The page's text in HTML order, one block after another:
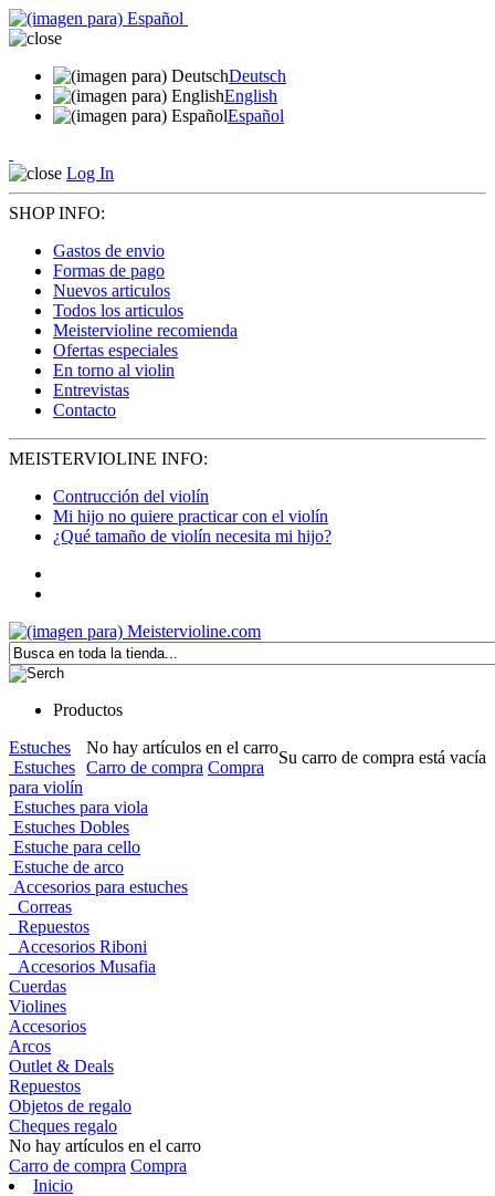
Deutsch
English
Español
Log In
SHOP INFO:
Gastos de envio
Formas de pago
Nuevos articulos
Todos los articulos
Meistervioline recomienda
Ofertas especiales
En torno al violin
Entrevistas
Contacto
MEISTERVIOLINE INFO:
Contrucción del violín
Mi hijo no quiere practicar con el violín
¿Qué tamaño de violín necesita mi hijo?
Productos
No hay artículos en el carro
Carro de compra Compra
Su carro de compra está vacía
Estuches
Estuches
para violín
Estuches para viola
Estuches Dobles
Estuche para cello
Estuche de arco
Accesorios para estuches
Correas
Repuestos
Accesorios Riboni
Accesorios Musafia
Cuerdas
Violines
Accesorios
Arcos
Outlet & Deals
Repuestos
Objetos de regalo
Cheques regalo
No hay artículos en el carro
Carro de compra Compra
Inicio